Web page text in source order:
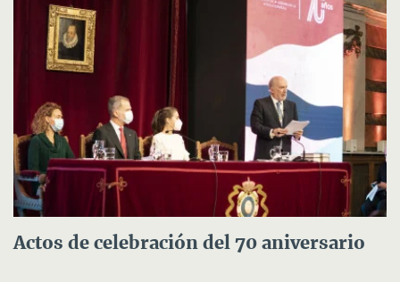
Actos de celebración del 70 aniversario